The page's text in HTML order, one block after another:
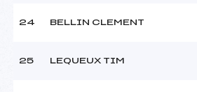
24 BELLIN CLEMENT
25 LEQUEUX TIM